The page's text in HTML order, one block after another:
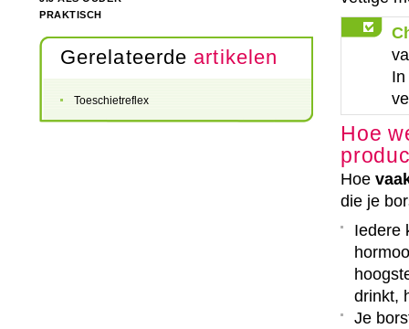
PRAKTISCH
Gerelateerde artikelen
Toeschietreflex
Hoe
Hoe
die je
Iedere
drinkt,
Je